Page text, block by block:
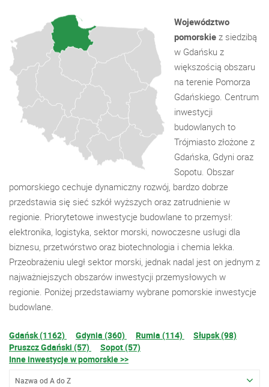
Województwo
pomorskie z siedzibą
w Gdańsku z
większością obszaru
na terenie Pomorza
Gdańskiego. Centrum
inwestycji
budowlanych to
Trójmiasto złożone z
Gdańska, Gdyni oraz
Sopotu. Obszar
pomorskiego cechuje dynamiczny rozwój, bardzo dobrze
przedstawia się sieć szkół wyższych oraz zatrudnienie w
regionie. Priorytetowe inwestycje budowlane to przemysł:
elektronika, logistyka, sektor morski, nowoczesne usługi dla
biznesu, przetwórstwo oraz biotechnologia i chemia lekka.
Przeobrażeniu uległ sektor morski, jednak nadal jest on jednym z
najważniejszych obszarów inwestycji przemysłowych w
regionie. Poniżej przedstawiamy wybrane pomorskie inwestycje
budowlane.
Gdańsk (1162) Gdynia (360) Rumia (114)
Słupsk (98)
Pruszcz Gdański (57)
Sopot (57)
Inne inwestycje w pomorskie >>
Nazwa od A do Z